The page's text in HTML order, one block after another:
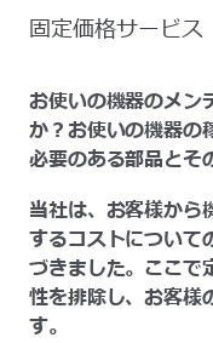
固定価格サービス
お使いの機器のメン
か？お使いの機器の
必要のある部品とそ
当社は、お客様から
するコストについて
づきました。ここで
性を排除し、お客様
す。